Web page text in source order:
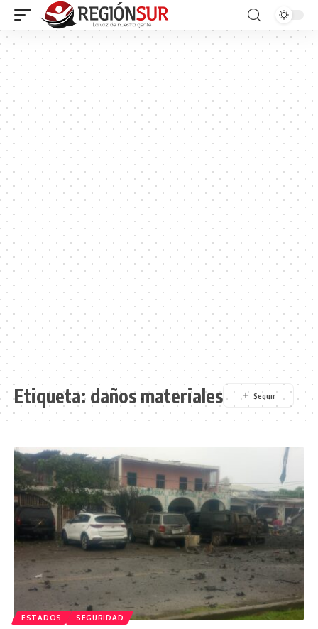
Etiqueta: daños materiales
ESTADOS SEGURIDAD